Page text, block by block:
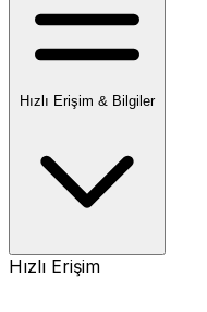
Hızlı Erişim & Bilgiler
Hızlı Erişim